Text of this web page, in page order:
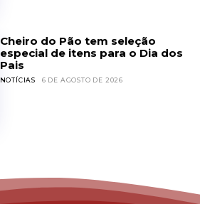
Cheiro do Pão tem seleção
especial de itens para o Dia dos
Pais
NOTÍCIAS 6 DE AGOSTO DE 2026